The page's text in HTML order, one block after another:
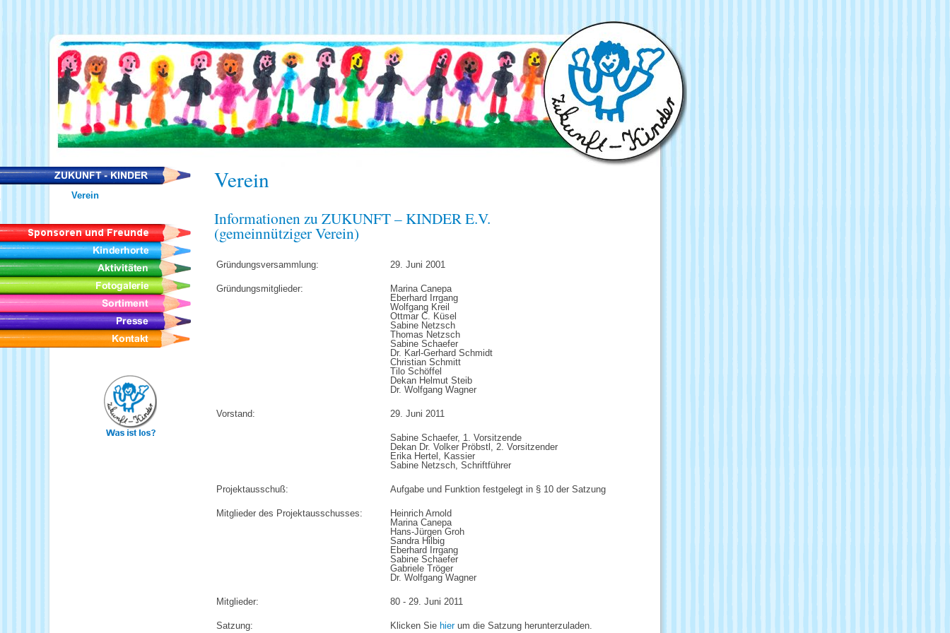
Verein
Informationen zu ZUKUNFT – KINDER E.V.
(gemeinnütziger Verein)
Gründungsversammlung: 29. Juni 2001
Gründungsmitglieder:
Marina Canepa
Eberhard Irrgang
Wolfgang Kreil
Ottmar C. Küsel
Sabine Netzsch
Thomas Netzsch
Sabine Schaefer
Dr. Karl-Gerhard Schmidt
Christian Schmitt
Tilo Schöffel
Dekan Helmut Steib
Dr. Wolfgang Wagner
Vorstand: 29. Juni 2011
Sabine Schaefer, 1. Vorsitzende
Dekan Dr. Volker Pröbstl, 2. Vorsitzender
Erika Hertel, Kassier
Sabine Netzsch, Schriftführer
Projektausschuß: Aufgabe und Funktion festgelegt in § 10 der Satzung
Mitglieder des Projektausschusses:
Heinrich Arnold
Marina Canepa
Hans-Jürgen Groh
Sandra Hilbig
Eberhard Irrgang
Sabine Schaefer
Gabriele Tröger
Dr. Wolfgang Wagner
Mitglieder: 80 - 29. Juni 2011
Satzung: Klicken Sie hierum die Satzung herunterzuladen.
Verein